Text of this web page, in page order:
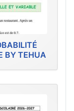
BY TEHUA